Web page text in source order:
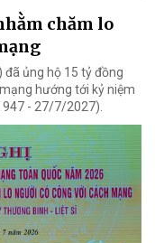
chăm lo
đã ủng hộ 15 tỷ đồng
hướng tới kỷ niệm
- 27/7/2027).